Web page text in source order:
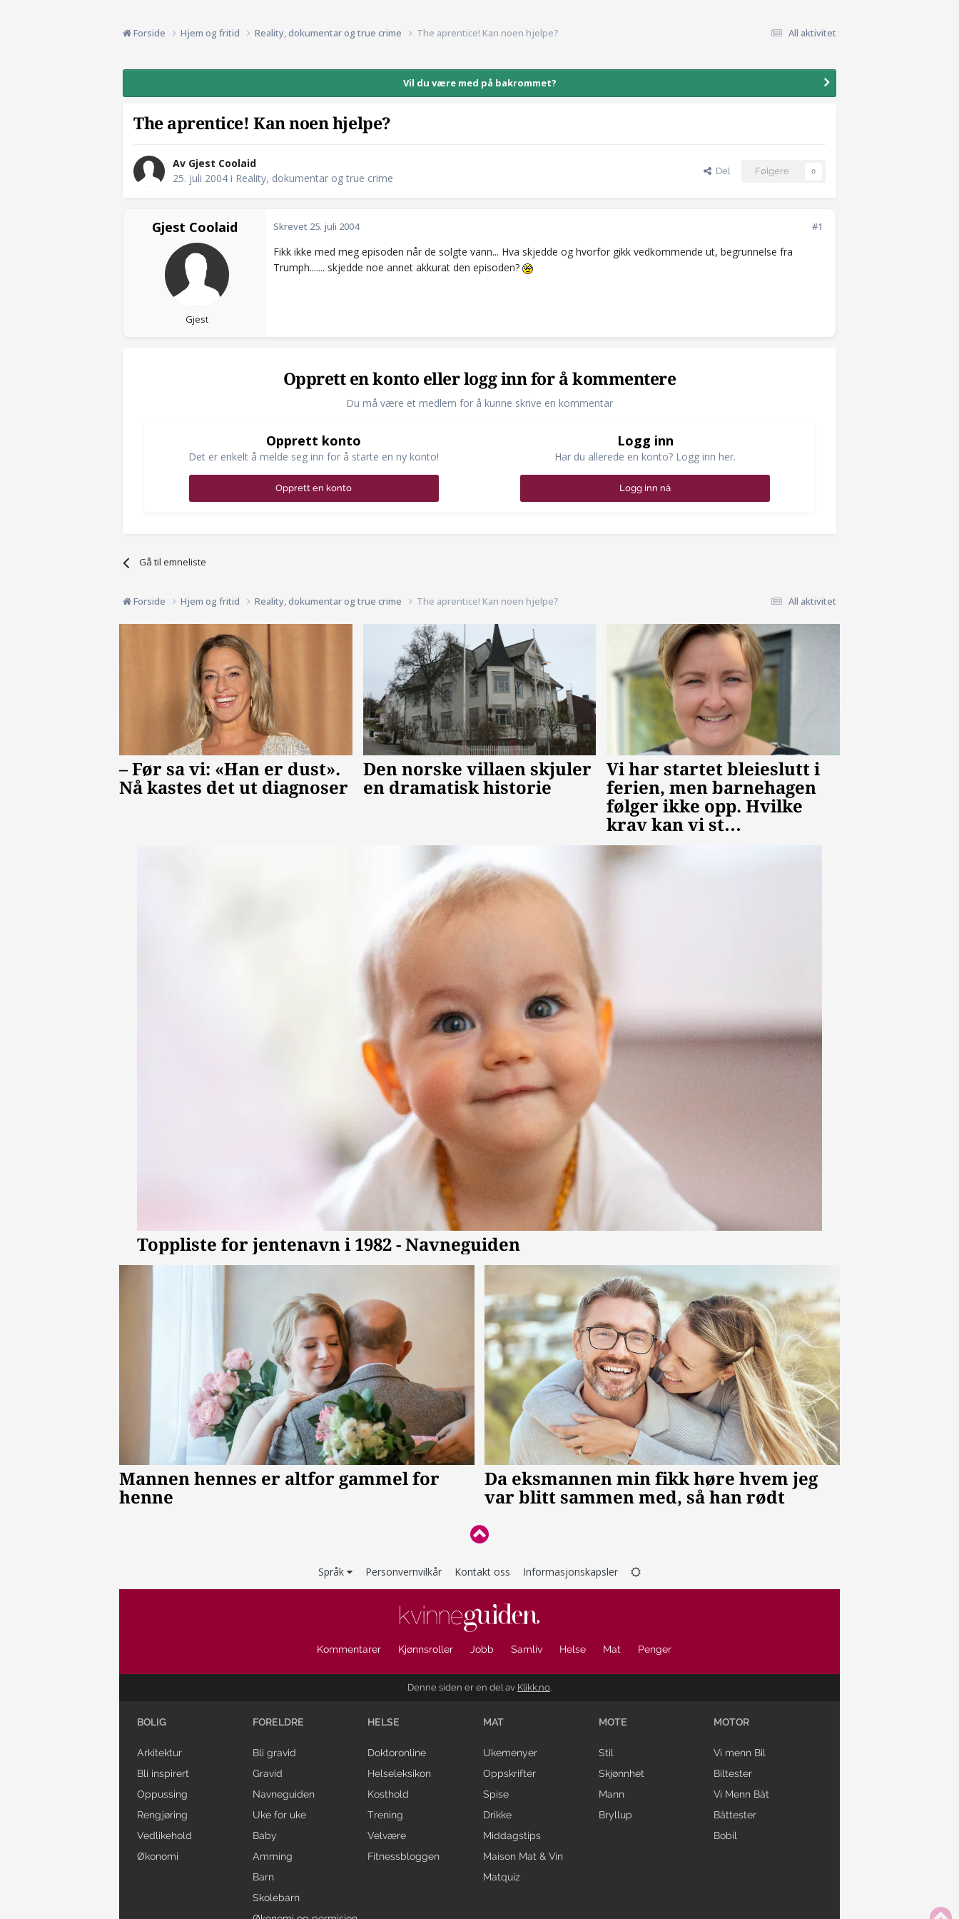
All aktivitet
Forside Hjem og fritid Reality, dokumentar og true crime The aprentice! Kan noen hjelpe?
Vil du være med på bakrommet?
The aprentice! Kan noen hjelpe?
Av Gjest Coolaid
25. juli 2004 i Reality, dokumentar og true crime
Del Følgere 0
Gjest Coolaid
Gjest
#1
Skrevet 25. juli 2004
Fikk ikke med meg episoden når de solgte vann... Hva skjedde og hvorfor gikk vedkommende ut, begrunnelse fra
Trumph....... skjedde noe annet akkurat den episoden?
Opprett en konto eller logg inn for å kommentere
Du må være et medlem for å kunne skrive en kommentar
Opprett konto
Det er enkelt å melde seg inn for å starte en ny konto!
Opprett en konto
Logg inn
Har du allerede en konto? Logg inn her.
Logg inn nå
Gå til emneliste
All aktivitet
Forside Hjem og fritid Reality, dokumentar og true crime The aprentice! Kan noen hjelpe?
Språk Personvernvilkår Kontakt oss Informasjonskapsler
Kommentarer Kjønnsroller Jobb Samliv Helse Mat Penger
Denne siden er en del av Klikk.no.
BOLIG
Arkitektur
Bli inspirert
Oppussing
Rengjøring
Vedlikehold
Økonomi
FORELDRE
Bli gravid
Gravid
Navneguiden
Uke for uke
Baby
Amming
Barn
Skolebarn
HELSE
Doktoronline
Helseleksikon
Kosthold
Trening
Velvære
Fitnessbloggen
MAT
Ukemenyer
Oppskrifter
Spise
Drikke
Middagstips
Maison Mat & Vin
Matquiz
MOTE
Stil
Skjønnhet
Mann
Bryllup
MOTOR
Vi menn Bil
Biltester
Vi Menn Båt
Båttester
Bobil